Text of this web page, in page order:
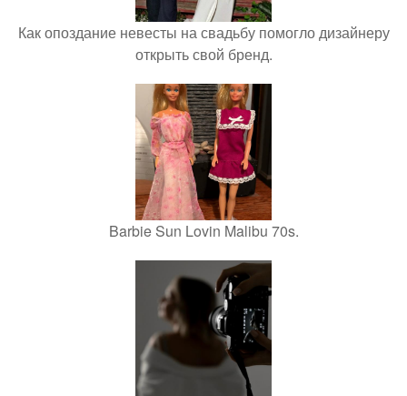
Как опоздание невесты на свадьбу помогло дизайнеру
открыть свой бренд.
Barbie Sun Lovin Malibu 70s.